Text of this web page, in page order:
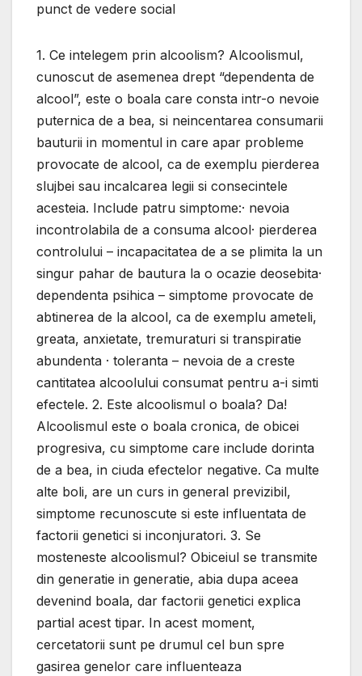
punct de vedere social
1. Ce intelegem prin alcoolism? Alcoolismul,
cunoscut de asemenea drept “dependenta de
alcool”, este o boala care consta intr-o nevoie
puternica de a bea, si neincentarea consumarii
bauturii in momentul in care apar probleme
provocate de alcool, ca de exemplu pierderea
slujbei sau incalcarea legii si consecintele
acesteia. Include patru simptome:· nevoia
incontrolabila de a consuma alcool· pierderea
controlului – incapacitatea de a se plimita la un
singur pahar de bautura la o ocazie deosebita·
dependenta psihica – simptome provocate de
abtinerea de la alcool, ca de exemplu ameteli,
greata, anxietate, tremuraturi si transpiratie
abundenta · toleranta – nevoia de a creste
cantitatea alcoolului consumat pentru a-i simti
efectele. 2. Este alcoolismul o boala? Da!
Alcoolismul este o boala cronica, de obicei
progresiva, cu simptome care include dorinta
de a bea, in ciuda efectelor negative. Ca multe
alte boli, are un curs in general previzibil,
simptome recunoscute si este influentata de
factorii genetici si inconjuratori. 3. Se
mosteneste alcoolismul? Obiceiul se transmite
din generatie in generatie, abia dupa aceea
devenind boala, dar factorii genetici explica
partial acest tipar. In acest moment,
cercetatorii sunt pe drumul cel bun spre
gasirea genelor care influenteaza